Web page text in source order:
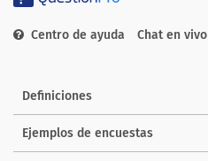
Centro de ayuda Chat en vivo
Definiciones
Ejemplos de encuestas